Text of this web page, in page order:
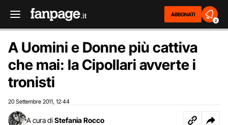
ABBONATI
2
A Uomini e Donne più cattiva
che mai: la Cipollari avverte i
tronisti
20 Settembre 2011 12:44
A cura di Stefania Rocco